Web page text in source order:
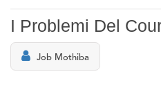
I Problemi Del
Job Mothiba